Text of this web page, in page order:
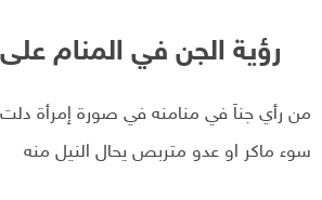
رؤية الجن في المنام
من رأي جناَ في منامنه في صورة إمرأة
سوء ماكر او عدو متربص يحال النيل منه